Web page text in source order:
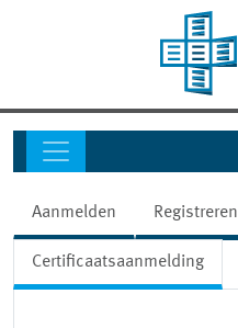
Aanmelden Registreren
Certificaatsaanmelding